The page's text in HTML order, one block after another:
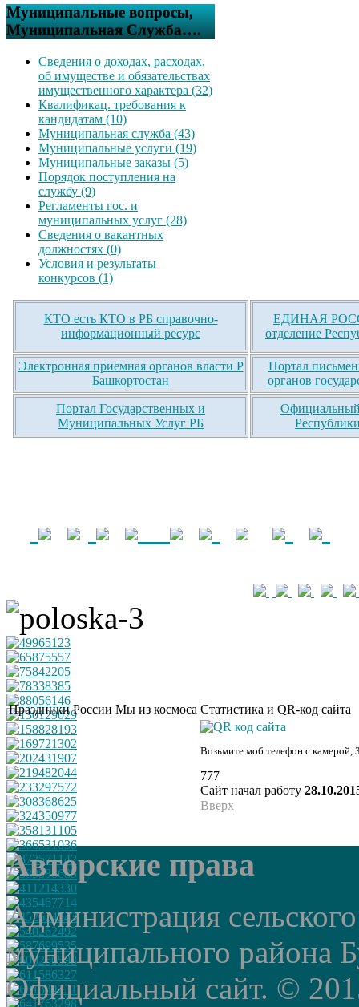
Муниципальные вопросы,
Муниципальная Служба….
Сведения о доходах, расходах,
об имуществе и обязательствах
имущественного характера (32)
Квалификац. требования к
кандидатам (10)
Муниципальная служба (43)
Муниципальные услуги (19)
Муниципальные заказы (5)
Порядок поступления на
службу (9)
Регламенты гос. и
муниципальных услуг (28)
Сведения о вакантных
должностях (0)
Условия и результаты
конкурсов (1)
КТО есть КТО в РБ справочно-
информационный ресурс
ЕДИНАЯ
отделение
Электронная приемная органов власти Р
Башкортостан
Портал
органов
Портал Государственных и
Муниципальных Услуг РБ
Официальный
Праздники России Мы из космоса Статистика и QR-код сайта
Возьмите моб телефон с камерой,
777
Сайт начал работу
Вверх
Авторские права
Администрация
муниципального района
Официальный сайт. ©